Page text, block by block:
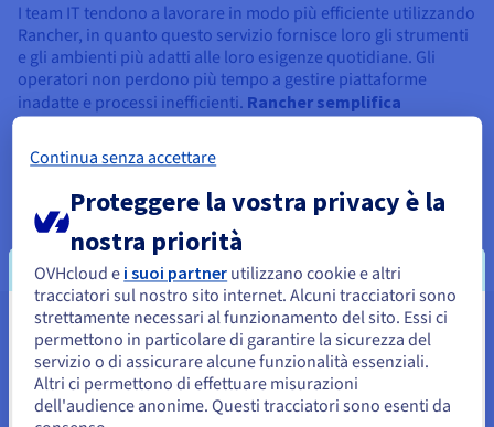
I team IT tendono a lavorare in modo più efficiente utilizzando
Rancher, in quanto questo servizio fornisce loro gli strumenti
e gli ambienti più adatti alle loro esigenze quotidiane. Gli
operatori non perdono più tempo a gestire piattaforme
inadatte e processi inefficienti. Rancher semplifica
critiche e garantisce che i team gestiscano un'infrastruttura
ottimizzata per i casi d'uso specifici, con un conseguente
aumento della produttività e un funzionamento più fluido.
Servizi associati
Sembra che la tua localizzazione sia
Stati Uniti
Per effettuare un ordine da Stati Uniti, è necessario accedere al
Continua senza accettare
Proteggere la vostra privacy è la
nostra priorità
OVHcloud ei suoi partnerutilizzano cookie e altri
tracciatori sul nostro sito internet. Alcuni tracciatori sono
strettamente necessari al funzionamento del sito. Essi ci
permettono in particolare di garantire la sicurezza del
servizio o di assicurare alcune funzionalità essenziali.
Altri ci permettono di effettuare misurazioni
dell'audience anonime. Questi tracciatori sono esenti da